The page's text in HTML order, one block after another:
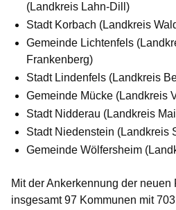
(Landkreis Lahn-Dill)
Stadt Korbach (Landkreis
Gemeinde Lichtenfels
Frankenberg)
Stadt Lindenfels (Landkreis
Gemeinde Mücke (Landkreis
Stadt Nidderau (Landkreis
Stadt Niedenstein (Landkreis
Gemeinde Wölfersheim
Mit der Ankerkennung der
insgesamt 97 Kommunen mit